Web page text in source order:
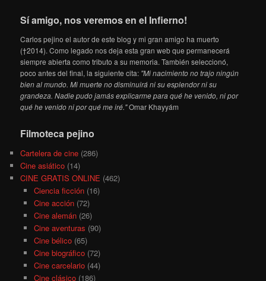
Sí amigo, nos veremos en el Infierno!
Carlos pejino el autor de este blog y mi gran amigo ha muerto
(†2014). Como legado nos deja esta gran web que permanecerá
siempre abierta como tributo a su memoria. También seleccionó,
poco antes del final, la siguiente cita: "Mi nacimiento no trajo ningún
bien al mundo. Mi muerte no disminuirá ni su esplendor ni su
grandeza. Nadie pudo jamás explicarme para qué he venido, ni por
qué he venido ni por qué me iré."Omar Khayyám
Filmoteca pejino
Cartelera de cine (286)
Cine asiático (14)
CINE GRATIS ONLINE (462)
Ciencia ficción(16)
Cine acción(72)
Cine alemán(26)
Cine aventuras (90)
Cine bélico(65)
Cine biográfico(72)
Cine carcelario(44)
Cine clásico(186)